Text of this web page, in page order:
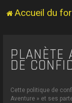
Accueil du
PLANÈTE
DE
Cette politique de
Aventure » et ses